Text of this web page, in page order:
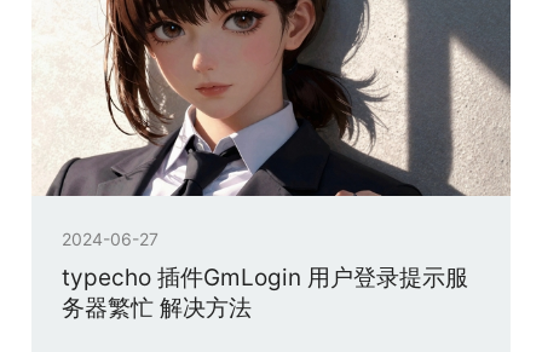
2024-06-27
typecho 插件GmLogin 用户登录提示服
务器繁忙 解决方法